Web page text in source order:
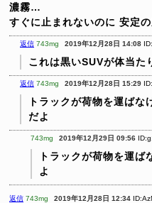
濃霧…
すぐに止まれないのに 安定
返信 743mg 2019年12月28日 14:08
これは黒いSUVが体当た
返信 743mg 2019年12月28日 15:29
トラックが荷物を運ば
だよ
743mg 2019年12月29日 09:56
トラックが荷物を運ば
よ
返信 743mg 2019年12月28日 12:34